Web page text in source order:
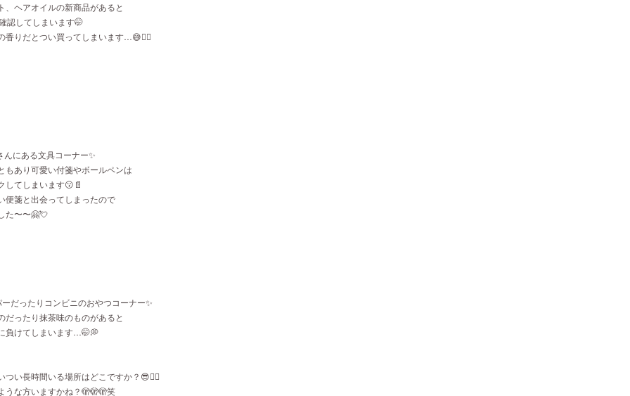
、ヘアオイルの新商品があると
認してしまいます🤭
香りだとつい買ってしまいます…😅✌🏻
んにある文具コーナー✨
もあり可愛い付箋やボールペンは
してしまいます😗📄
便箋と出会ってしまったので
た〜〜🤗💘
だったりコンビニのおやつコーナー✨
だったり抹茶味のものがあると
負けてしまいます…🤭💭
つい長時間いる場所はどこですか？😎✌🏻
うな方いますかね？🫣🫣🫣笑